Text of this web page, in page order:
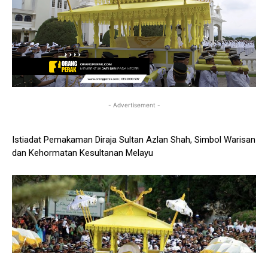
- Advertisement -
Istiadat Pemakaman Diraja Sultan Azlan Shah, Simbol Warisan
dan Kehormatan Kesultanan Melayu